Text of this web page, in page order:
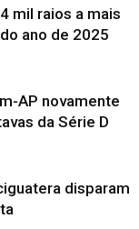
mil raios a mais
ano de 2025
AP novamente
da Série D
disparam